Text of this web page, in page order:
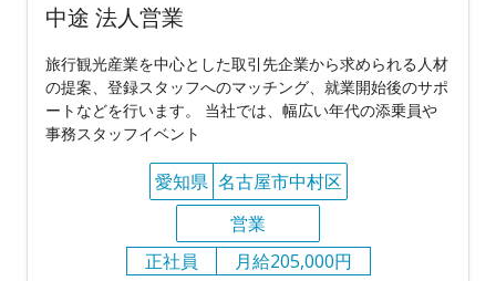
中途 法人営業
旅行観光産業を中心とした取引先企業から求められる人材
の提案、登録スタッフへのマッチング、就業開始後のサポ
ートなどを行います。 当社では、幅広い年代の添乗員や
事務スタッフイベント
愛知県 名古屋市中村区
営業
正社員
月給205,000円